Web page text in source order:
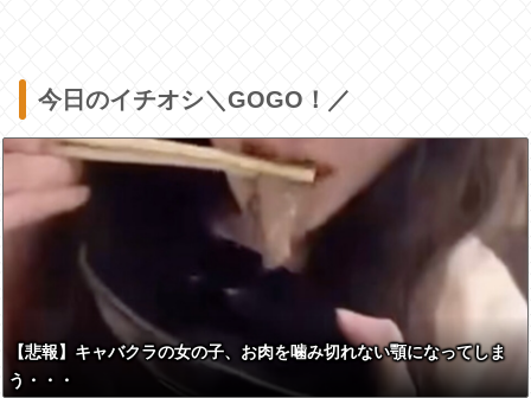
今日のイチオシ＼GOGO！／
【悲報】キャバクラの女の子、お肉を噛み切れない顎になってしま
う・・・